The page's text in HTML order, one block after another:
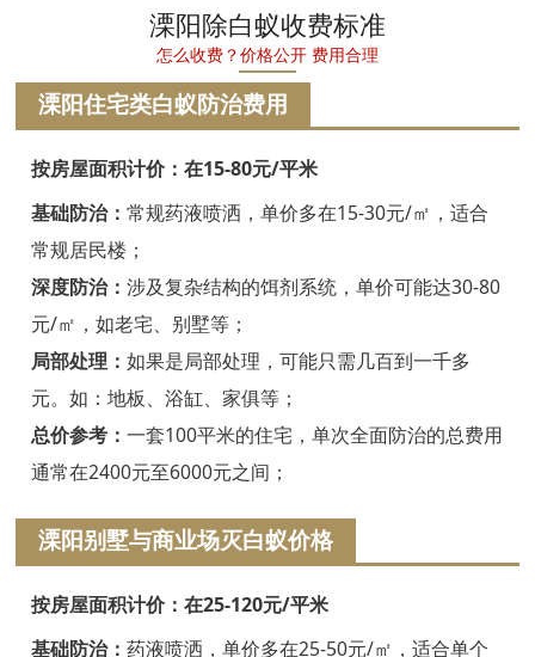
嘉兴白蚁防治
平湖白蚁防治
海宁白蚁防治
嘉善白蚁防治
海盐白蚁防治
湖州白蚁防治
长兴白蚁防治
安吉白蚁防治
溧阳除白蚁收费标准
怎么收费？价格公开 费用合理
溧阳住宅类白蚁防治费用
按房屋面积计价：在15-80元/平米
基础防治： 常规药液喷洒，单价多在15-30元/㎡，适合
常规居民楼；
深度防治： 涉及复杂结构的饵剂系统，单价可能达30-80
元/㎡，如老宅、别墅等；
局部处理： 如果是局部处理，可能只需几百到一千多
元。如：地板、浴缸、家俱等；
总价参考： 一套100平米的住宅，单次全面防治的总费用
通常在2400元至6000元之间；
溧阳别墅与商业场灭白蚁价格
按房屋面积计价：在25-120元/平米
基础防治： 药液喷洒，单价多在25-50元/㎡，适合单个